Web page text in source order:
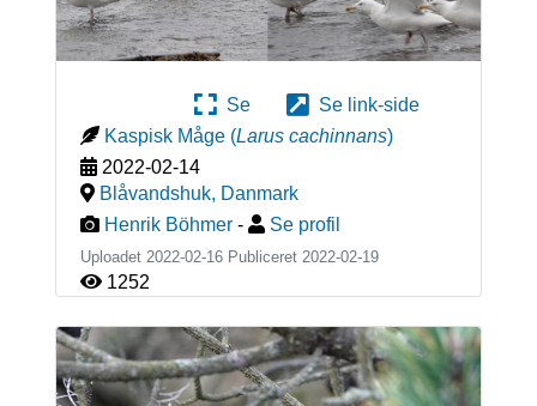
Se
Se link-side
Kaspisk Måge (Larus cachinnans)
2022-02-14
Blåvandshuk, Danmark
Henrik Böhmer - Se profil
Uploadet 2022-02-16 Publiceret 2022-02-19
1252